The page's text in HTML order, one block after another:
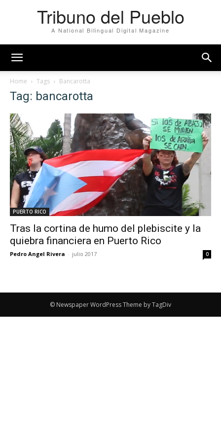
Tribuno del Pueblo
A National Bilingual Digital Magazine
Home Tags Bancarotta
Tag: bancarotta
PUERTO RICO
Tras la cortina de humo del plebiscite y la
quiebra financiera en Puerto Rico
Pedro Angel Rivera - julio 2017 0
© Newspaper WordPress Theme by TagDiv